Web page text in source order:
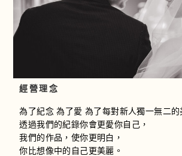
經營理念
為了紀念 為了愛 為了每對新人獨一無二的
透過我們的紀錄你會更愛你自己，
我們的作品，使你更明白，
你比想像中的自己更美麗。